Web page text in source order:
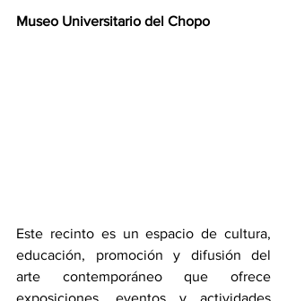
Museo Universitario del Chopo
Este recinto es un espacio de cultura,
educación, promoción y difusión del
arte contemporáneo que ofrece